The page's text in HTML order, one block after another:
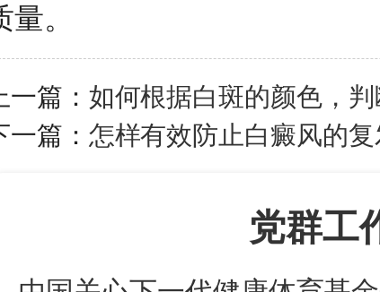
量。
一篇： 如何根据白斑的颜色，
一篇： 怎样有效防止白癜风的复
党群工